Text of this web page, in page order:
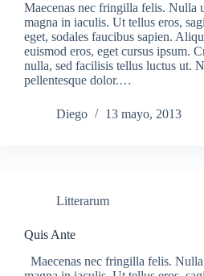
Maecenas nec fringilla felis. Nulla
magna in iaculis. Ut tellus eros,
eget, sodales faucibus sapien.
euismod eros, eget cursus ipsum.
nulla, sed facilisis tellus luctus ut.
pellentesque dolor.…
Diego 13 mayo, 2013
Litterarum
Quis Ante
Maecenas nec fringilla felis.